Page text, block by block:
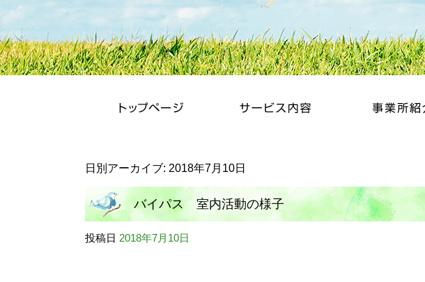
日別アーカイブ: 2018年7月10日
バイパス 室内活動の様子
投稿日 2018年7月10日